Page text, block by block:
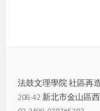
法鼓文理學院 社區再
208-42 新北市金山區